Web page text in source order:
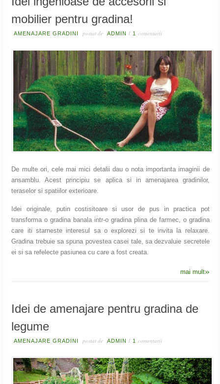
mobilier pentru gradina!
AMENAJARE GRADINI postat de ADMIN / 1comentarii
De multe ori, cele mai mici detalii dau o nota importanta imaginii de
ansamblu. Acest principiu se aplica si in amenajarea gradinilor,
teraselor si spatiilor exterioare.
Idei originale, putin costisitoare si usor de pus in practica pot
transforma o gradina banala intr-o gradina plina de farmec, o gradina
care iti starneste interesul sa o explorezi si te invita la relaxare.
Gradina trebuie sa spuna povestea casei tale, sa dezvaluie secretele
ei si sa refelecte pasiunea cu care a fost creata.
mai mult»
Idei de amenajare pentru gradina de
legume
AMENAJARE GRADINI postat de ADMIN / 1comentarii